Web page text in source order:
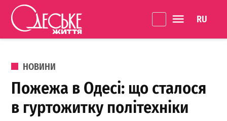
Перейти до вмісту
Життя
ОПУБЛІКОВАНО В
НОВИНИ
Пожежа в Одесі: що сталося
в гуртожитку політехніки